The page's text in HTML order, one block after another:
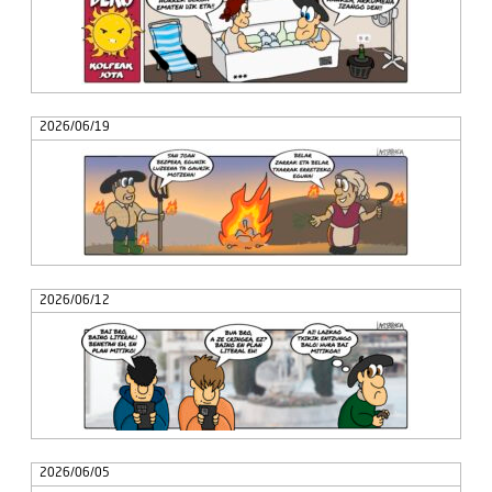
2026/06/19
2026/06/12
2026/06/05